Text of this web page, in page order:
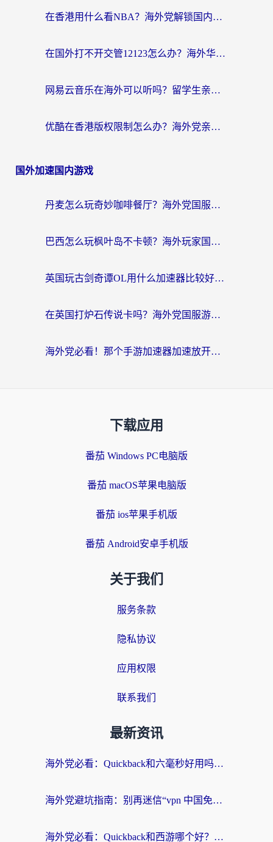
在香港用什么看NBA？海外党解锁国内体育直播的终极攻略
在国外打不开交管12123怎么办？海外华人必看的回国加速全攻略
网易云音乐在海外可以听吗？留学生亲测有效的回国加速方案
优酷在香港版权限制怎么办？海外党亲测有效的追剧加速方案
国外加速国内游戏
丹麦怎么玩奇妙咖啡餐厅？海外党国服游戏加速全攻略（附灌篮高手元气骑士实测）
巴西怎么玩枫叶岛不卡顿？海外玩家国服游戏加速器终极指南（含战双野兽领主提速秘籍）
英国玩古剑奇谭OL用什么加速器比较好？留学生亲测有效的国服游戏加速指南
在英国打炉石传说卡吗？海外党国服游戏不卡顿的终极指南
海外党必看！那个手游加速器加速放开那三国3最好？一篇解决国服游戏卡顿难题
下载应用
番茄 Windows PC电脑版
番茄 macOS苹果电脑版
番茄 ios苹果手机版
番茄 Android安卓手机版
关于我们
服务条款
隐私协议
应用权限
联系我们
最新资讯
海外党必看：Quickback和六毫秒好用吗？3步选对回国加速器，无缝刷国内剧玩游戏
海外党避坑指南：别再迷信“vpn 中国免费”，选对回国加速器才能无缝刷国内资源
海外党必看：Quickback和西游哪个好？3个维度教你选对回国加速器